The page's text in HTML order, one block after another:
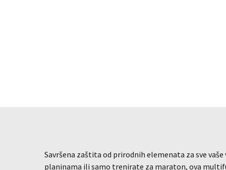
Savršena zaštita od prirodnih elemenata za sve
planinama ili samo trenirate za maraton, ova